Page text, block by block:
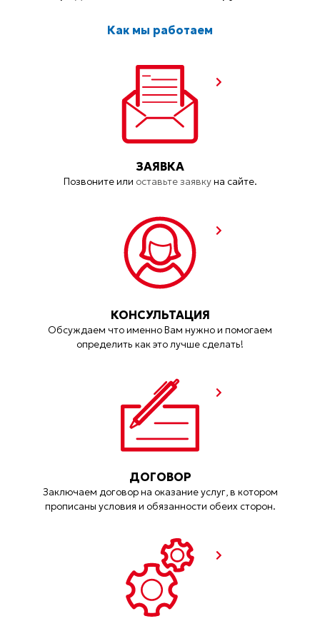
Как мы работаем
ЗАЯВКА
Позвоните или оставьте заявкуна сайте.
КОНСУЛЬТАЦИЯ
Обсуждаем что именно Вам нужно и помогаем
определить как это лучше сделать!
ДОГОВОР
Заключаем договор на оказание услуг, в котором
прописаны условия и обязанности обеих сторон.